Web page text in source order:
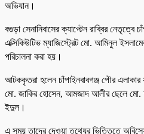
অভিযান।
বগুড়া সেনানিবাসের ক্যাপ্টেন রাব্বির নেতৃত্বে
এক্সিকিউটিভ ম্যাজিস্ট্রেট মো. আমিনুল
পরিচালনা করা হয়।
আটককৃতরা হলেন চাঁপাইনবাবগঞ্জ পৌর এলাকার
মো. জাকির হোসেন, আমজাদ আলীর ছেলে
ইদুল।
এ সময় তাদের দেওয়া তথ্যের ভিত্তিতে